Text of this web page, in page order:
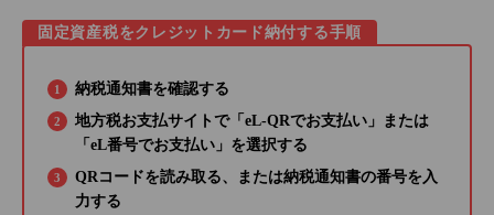
固定資産税をクレジットカード納付する手順
納税通知書を確認する
地方税お支払サイトで「eL-QRでお支払い」または
「eL番号でお支払い」を選択する
QRコードを読み取る、または納税通知書の番号を入
力する